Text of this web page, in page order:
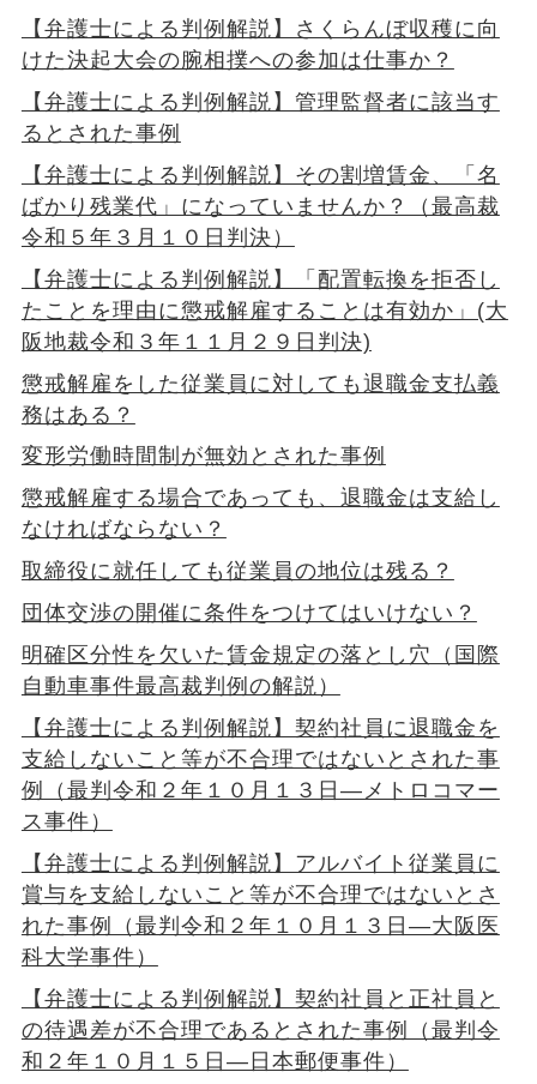
【弁護士による判例解説】さくらんぼ収穫に向
けた決起大会の腕相撲への参加は仕事か？
【弁護士による判例解説】管理監督者に該当す
るとされた事例
【弁護士による判例解説】その割増賃金、「名
ばかり残業代」になっていませんか？（最高裁
令和５年３月１０日判決）
【弁護士による判例解説】「配置転換を拒否し
たことを理由に懲戒解雇することは有効か」(大
阪地裁令和３年１１月２９日判決)
懲戒解雇をした従業員に対しても退職金支払義
務はある？
変形労働時間制が無効とされた事例
懲戒解雇する場合であっても、退職金は支給し
なければならない？
取締役に就任しても従業員の地位は残る？
団体交渉の開催に条件をつけてはいけない？
明確区分性を欠いた賃金規定の落とし穴（国際
自動車事件最高裁判例の解説）
【弁護士による判例解説】契約社員に退職金を
支給しないこと等が不合理ではないとされた事
例（最判令和２年１０月１３日―メトロコマー
ス事件）
【弁護士による判例解説】アルバイト従業員に
賞与を支給しないこと等が不合理ではないとさ
れた事例（最判令和２年１０月１３日―大阪医
科大学事件）
【弁護士による判例解説】契約社員と正社員と
の待遇差が不合理であるとされた事例（最判令
和２年１０月１５日―日本郵便事件）